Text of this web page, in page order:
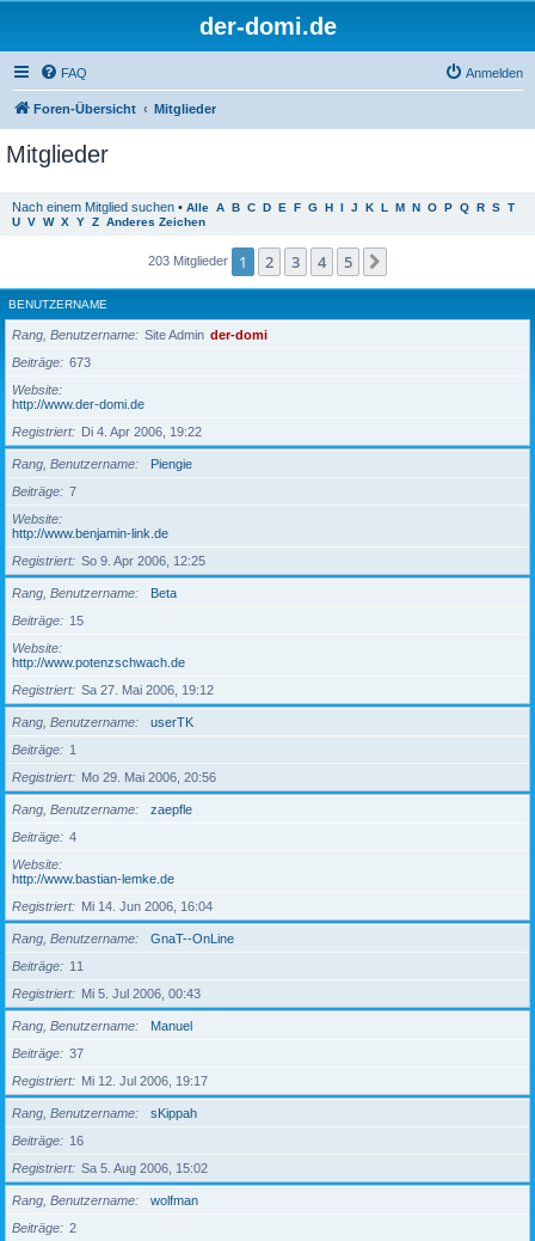
der-domi.de
FAQ Anmelden
Foren-Übersicht Mitglieder
Mitglieder
Nach einem Mitglied suchen • Alle A B C D E F G H I J K L M N O P Q R S T
U V W X Y Z Anderes Zeichen
203 Mitglieder 1 2 3 4 5
BENUTZERNAME
Rang, Benutzername Site Admin der-domi
Beiträge
673
Website
http://www.der-domi.de
Registriert
Di 4. Apr 2006, 19:22
Rang, Benutzername
Piengie
Beiträge
7
Website
http://www.benjamin-link.de
Registriert
So 9. Apr 2006, 12:25
Rang, Benutzername
Beta
Beiträge
15
Website
http://www.potenzschwach.de
Registriert
Sa 27. Mai 2006, 19:12
Rang, Benutzername
userTK
Beiträge
1
Registriert
Mo 29. Mai 2006, 20:56
Rang, Benutzername
zaepfle
Beiträge
4
Website
http://www.bastian-lemke.de
Registriert
Mi 14. Jun 2006, 16:04
Rang, Benutzername
GnaT--OnLine
Beiträge
11
Registriert
Mi 5. Jul 2006, 00:43
Rang, Benutzername
Manuel
Beiträge
37
Registriert
Mi 12. Jul 2006, 19:17
Rang, Benutzername
sKippah
Beiträge
16
Registriert
Sa 5. Aug 2006, 15:02
Rang, Benutzername
wolfman
Beiträge
2